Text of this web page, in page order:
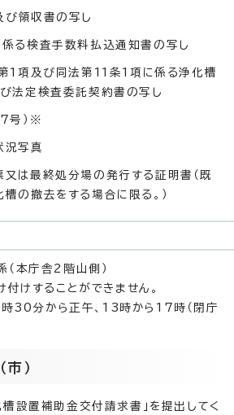
び領収書の写し
る検査手数料払込通知書の写し
1項及び同法第11条1項に係る浄化槽
法定検査委託契約書の写し
号）※
況写真
は最終処分場の発行する証明書（既
の撤去をする場合に限る。）
本庁舎2階山側）
付けすることができません。
時30分から正午、13時から17時（閉庁
）
設置補助金交付請求書」を提出してく